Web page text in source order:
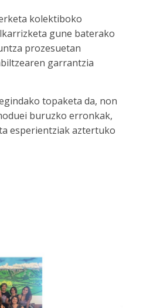
kolektiboko
gune baterako
prozesuetan
garrantzia
topaketa da, non
buruzko erronkak,
esperientziak aztertuko